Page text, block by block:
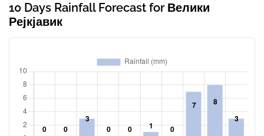
10 Days Rainfall Forecast for Велики
Рејкјавик